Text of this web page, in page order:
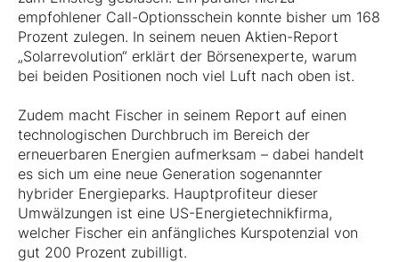
empfohlener Call-Optionsschein konnte bisher um 168
Prozent zulegen. In seinem neuen Aktien-Report
„Solarrevolution“ erklärt der Börsenexperte, warum
bei beiden Positionen noch viel Luft nach oben ist.
Zudem macht Fischer in seinem Report auf einen
technologischen Durchbruch im Bereich der
erneuerbaren Energien aufmerksam – dabei handelt
es sich um eine neue Generation sogenannter
hybrider Energieparks. Hauptprofiteur dieser
Umwälzungen ist eine US-Energietechnikfirma,
welcher Fischer ein anfängliches Kurspotenzial von
gut 200 Prozent zubilligt.